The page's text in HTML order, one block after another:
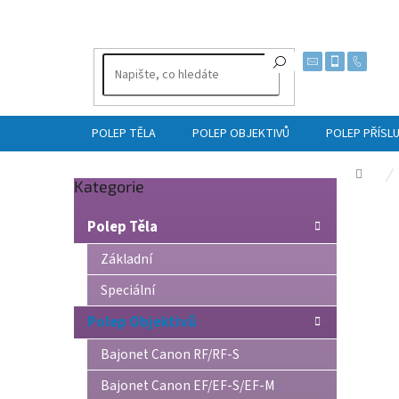
POLEP TĚLA POLEP OBJEKTIVŮ POLEP
Domů
P
n
Přeskočit
Kategorie
Polep Těla
Základní
Speciální
Polep Objektivů
Bajonet Canon RF/RF-S
Bajonet Canon EF/EF-S/EF-M